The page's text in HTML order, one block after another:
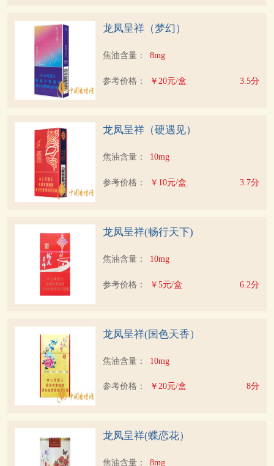
龙凤呈祥（梦幻）
焦油含量： 8mg
参考价格： ￥20元/盒 3.5分
龙凤呈祥（硬遇见）
焦油含量： 10mg
参考价格： ￥10元/盒 3.7分
龙凤呈祥(畅行天下)
焦油含量： 10mg
参考价格： ￥5元/盒 6.2分
龙凤呈祥(国色天香）
焦油含量： 10mg
参考价格： ￥20元/盒 8分
龙凤呈祥(蝶恋花）
焦油含量： 8mg